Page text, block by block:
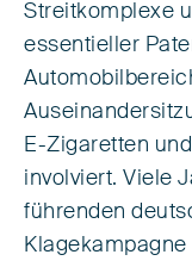
Streitkomplexe
essentieller
E-Zigaretten
involviert. Viele
führenden